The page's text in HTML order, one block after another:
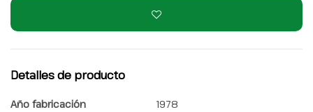
Detalles de producto
Año fabricación
1978